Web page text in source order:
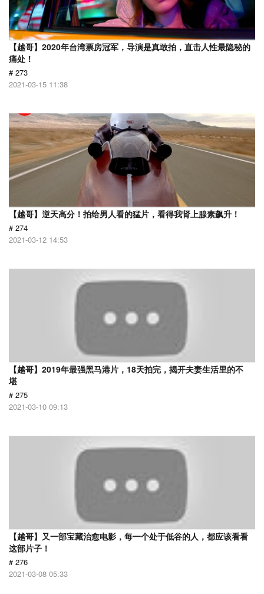
【越哥】2020年台湾票房冠军，导演是真敢拍，直击人性最隐秘的
痛处！
# 273
2021-03-15 11:38
【越哥】逆天高分！拍给男人看的猛片，看得我肾上腺素飙升！
# 274
2021-03-12 14:53
【越哥】2019年最强黑马港片，18天拍完，揭开夫妻生活里的不
堪
# 275
2021-03-10 09:13
【越哥】又一部宝藏治愈电影，每一个处于低谷的人，都应该看看
这部片子！
# 276
2021-03-08 05:33